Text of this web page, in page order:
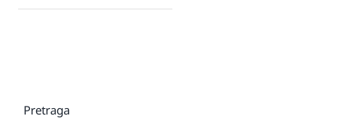
Pretraga